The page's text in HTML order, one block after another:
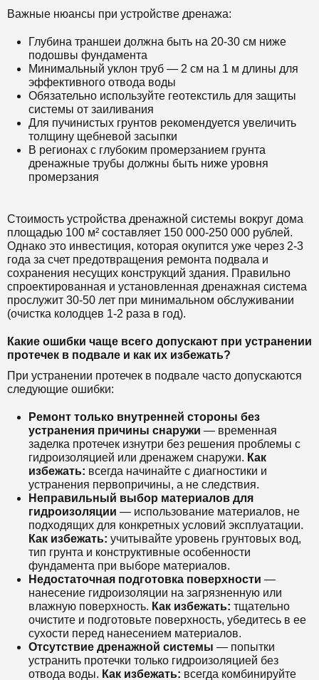
Важные нюансы при устройстве дренажа:
Глубина траншеи должна быть на 20-30 см ниже
подошвы фундамента
Минимальный уклон труб — 2 см на 1 м длины для
эффективного отвода воды
Обязательно используйте геотекстиль для защиты
системы от заиливания
Для пучинистых грунтов рекомендуется увеличить
толщину щебневой засыпки
В регионах с глубоким промерзанием грунта
дренажные трубы должны быть ниже уровня
промерзания
Стоимость устройства дренажной системы вокруг дома
площадью 100 м² составляет 150 000-250 000 рублей.
Однако это инвестиция, которая окупится уже через 2-3
года за счет предотвращения ремонта подвала и
сохранения несущих конструкций здания. Правильно
спроектированная и установленная дренажная система
прослужит 30-50 лет при минимальном обслуживании
(очистка колодцев 1-2 раза в год).
Какие ошибки чаще всего допускают при устранении
протечек в подвале и как их избежать?
При устранении протечек в подвале часто допускаются
следующие ошибки:
Ремонт только внутренней стороны без
устранения причины снаружи — временная
заделка протечек изнутри без решения проблемы с
гидроизоляцией или дренажем снаружи. Как
избежать: всегда начинайте с диагностики и
устранения первопричины, а не следствия.
Неправильный выбор материалов для
гидроизоляции — использование материалов, не
подходящих для конкретных условий эксплуатации.
Как избежать: учитывайте уровень грунтовых вод,
тип грунта и конструктивные особенности
фундамента при выборе материалов.
Недостаточная подготовка поверхности —
нанесение гидроизоляции на загрязненную или
влажную поверхность. Как избежать: тщательно
очистите и подготовьте поверхность, убедитесь в ее
сухости перед нанесением материалов.
Отсутствие дренажной системы — попытки
устранить протечки только гидроизоляцией без
отвода воды. Как избежать: всегда комбинируйте